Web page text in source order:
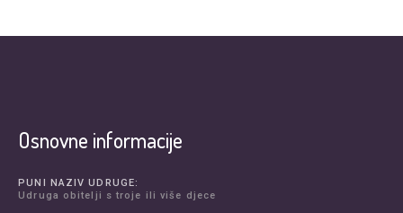
Osnovne informacije
PUNI NAZIV UDRUGE:
Udruga obitelji s troje ili više djece